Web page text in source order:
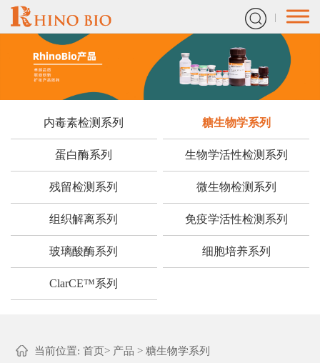
内毒素检测系列 糖生物学系列
蛋白酶系列 生物学活性检测系列
残留检测系列 微生物检测系列
组织解离系列 免疫学活性检测系列
玻璃酸酶系列 细胞培养系列
ClarCE™系列
当前位置: 首页> 产品 > 糖生物学系列